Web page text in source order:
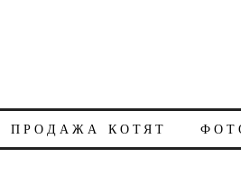
ПРОДАЖА КОТЯТ